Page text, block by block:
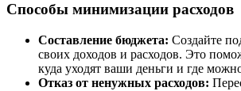
Способы минимизации расходов
Составление бюджета: Создайте
своих доходов и расходов. Это
куда уходят ваши деньги и где
Отказ от ненужных расходов: